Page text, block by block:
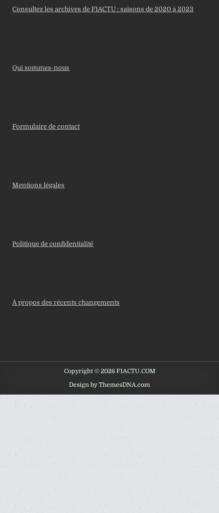
Consultez les archives de F1ACTU : saisons de 2020 à 2023
Qui sommes-nous
Formulaire de contact
Mentions légales
Politique de confidentialité
À propos des récents changements
Copyright © 2026 F1ACTU.COM
Design by ThemesDNA.com